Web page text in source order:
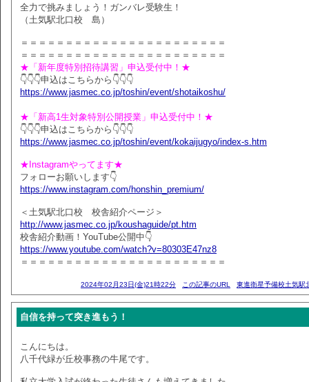
全力で挑みましょう！ガンバレ受験生！
（土気駅北口校 島）
＝＝＝＝＝＝＝＝＝＝＝＝＝＝＝＝＝＝＝＝＝＝＝
＝＝＝＝＝＝＝＝＝＝＝＝＝＝＝＝＝＝＝＝＝＝＝
★「新年度特別招待講習」申込受付中！★
👇👇👇申込はこちらから👇👇👇
https://www.jasmec.co.jp/toshin/event/shotaikoshu/
★「新高1生対象特別公開授業」申込受付中！★
👇👇👇申込はこちらから👇👇👇
https://www.jasmec.co.jp/toshin/event/kokaijugyo/index-s.htm
★Instagramやってます★
フォローお願いします👇
https://www.instagram.com/honshin_premium/
＜土気駅北口校 校舎紹介ページ＞
http://www.jasmec.co.jp/koushaguide/pt.htm
校舎紹介動画！YouTube公開中👇
https://www.youtube.com/watch?v=80303E47nz8
＝＝＝＝＝＝＝＝＝＝＝＝＝＝＝＝＝＝＝＝＝＝＝
2024年02月23日(金)21時22分 この記事のURL 東進衛星予備校土気駅
自信を持って突き進もう！
こんにちは。
八千代緑が丘校事務の牛尾です。